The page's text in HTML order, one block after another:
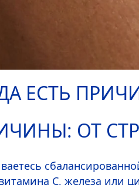
ЕСТЬ
ОТ
C, железа или